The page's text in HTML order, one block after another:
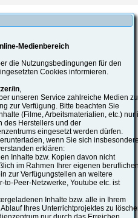
Medienbereich
die Nutzungsbedingungen für den
Cookies informieren.
in,
unseren Service zahlreiche Medien
zur Verfügung. Bitte beachten Sie
(Filme, Arbeitsmaterialien, etc.) nur
des Herstellers und der
eingesetzt werden dürfen.
wenn Sie sich
erklären:
Inhalte bzw. Kopien davon nicht
im Rahmen Ihrer eigenen
zur Verfügungstellen an weitere
to-Peer-Netzwerke, Youtube etc. ist
Inhalte bzw. alle in Ihrem
Ihres Unterrichtprojektes zu